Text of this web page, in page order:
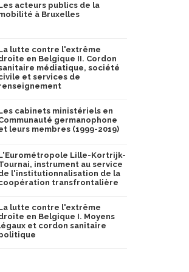
acteurs publics de la
à Bruxelles
lutte contre l'extrême
en Belgique II. Cordon
médiatique, société
et services de
cabinets ministériels en
germanophone
leurs membres (1999-2019)
Lille-Kortrijk-
instrument au service
l'institutionnalisation de la
transfrontalière
lutte contre l'extrême
en Belgique I. Moyens
et cordon sanitaire